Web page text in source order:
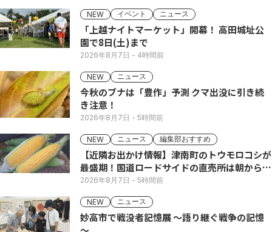
NEW イベント ニュース
「上越ナイトマーケット」開幕！ 高田城址公
園で8日(土)まで
2026年8月7日 - 4時間前
NEW ニュース
今秋のブナは「豊作」予測 クマ出没に引き続
き注意！
2026年8月7日 - 5時間前
NEW ニュース 編集部おすすめ
【近隣お出かけ情報】津南町のトウモロコシが
最盛期！国道ロードサイドの直売所は朝から長
い列
2026年8月7日 - 5時間前
NEW ニュース
妙高市で戦没者記憶展 ～語り継ぐ戦争の記憶